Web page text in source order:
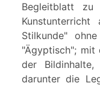
Begleitblatt zu
Stilkunde"
"Ägyptisch"; mit
der Bildinhalte,
darunter die